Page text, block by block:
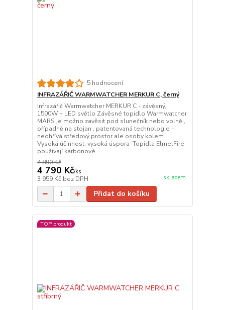
5 hodnocení
INFRAZÁŘIČ WARMWATCHER MERKUR C, černý
Infrazářič Warmwatcher MERKUR C - závěsný,
1500W + LED světlo Závěsné topidlo Warmwatcher
MARS je možno zavěsit pod slunečník nebo volně ,
případně na stojan , patentovaná technologie -
neohřívá středový prostor ale osoby kolem.
Vysoká účinnost, vysoká úspora Topidla ElmetFire
používají karbonové ...
4 890 Kč
4 790 Kč/ks
3 959 Kč bez DPH skladem
Přidat do košíku
TOP produkt